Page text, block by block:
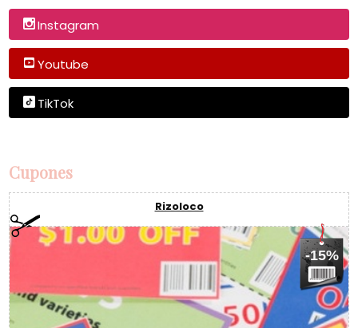
Instagram
Youtube
TikTok
Cupones
Rizoloco
-15%